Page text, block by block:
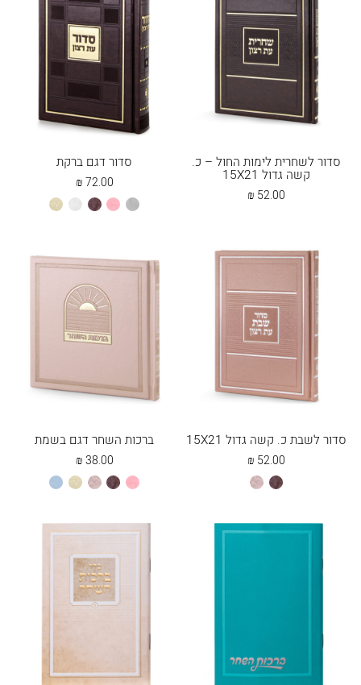
סדור לשחרית לימות החול – כ.
קשה גדול 15X21
52.00
₪
סדור דגם ברקת
72.00
₪
אפורורודחום לבן שמנת
סדור לשבת כ. קשה גדול 15X21
52.00
₪
חום כספסף
ברכות השחר דגם בשמת
38.00
₪
ורודחוםכספסףשמנתתכלת